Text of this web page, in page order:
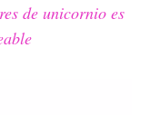
de unicornio es